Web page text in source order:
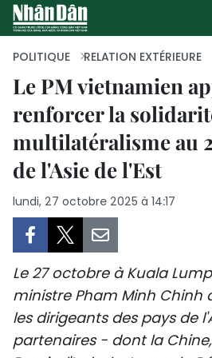
PAGE
POLITIQUE
CULTURE
TOURISME
POLITIQUE RELATION EXTÉRIEURE
Le PM vietnamien
renforcer la
multilatéralisme au
de l'Asie de l'Est
lundi, 27 octobre 2025 à 14:17
Le 27 octobre à Kuala
ministre Pham Minh Chinh
les dirigeants des pays de
partenaires - dont la